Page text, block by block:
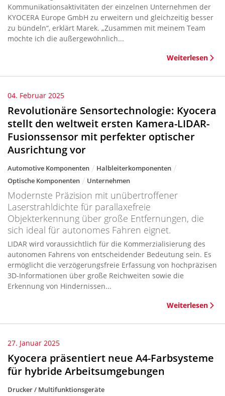
Kommunikationsaktivitäten der einzelnen Unternehmen der
KYOCERA Europe GmbH zu erweitern und gleichzeitig besser
zu bündeln“, erklärt Marek. „Zusammen mit meinem Team
möchte ich die außergewöhnlich...
Weiterlesen
04. Februar 2025
Revolutionäre Sensortechnologie: Kyocera
stellt den weltweit ersten Kamera-LIDAR-
Fusionssensor mit perfekter optischer
Ausrichtung vor
Automotive Komponenten
Halbleiterkomponenten
Optische Komponenten
Unternehmen
Modernste Präzision mit unübertroffener
Laserstrahldichte für parallaxefreie
Objekterkennung über große Entfernungen, die
sich ideal für autonomes Fahren eignet.
LIDAR wird voraussichtlich für die Kommerzialisierung des
autonomen Fahrens von entscheidender Bedeutung sein. Es
ermöglicht die verzögerungsfreie Erfassung von hochpräzisen
3D-Informationen über große Reichweiten sowie die
Erkennung von Hindernissen...
Weiterlesen
27. Januar 2025
Kyocera präsentiert neue A4-Farbsysteme
für hybride Arbeitsumgebungen
Drucker / Multifunktionsgeräte